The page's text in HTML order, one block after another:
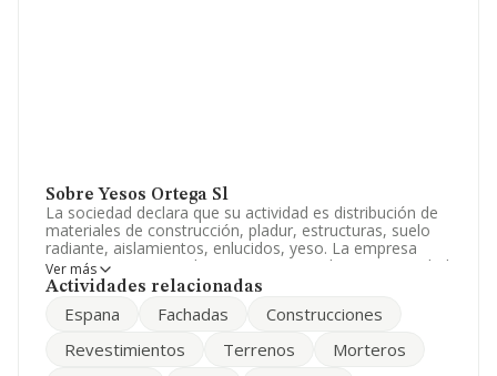
Sobre Yesos Ortega Sl
La sociedad declara que su actividad es distribución de
materiales de construcción, pladur, estructuras, suelo
radiante, aislamientos, enlucidos, yeso. La empresa
aparece inscrita en el Registro Mercantil como Sociedad
Limitada. Su actividad CNAE es 'Revocamiento' con
existentes en la base de datos de INFORMA, el número
Ver más
Actividades relacionadas
Espana Fachadas
Construcciones
Revestimientos
Terrenos
Morteros